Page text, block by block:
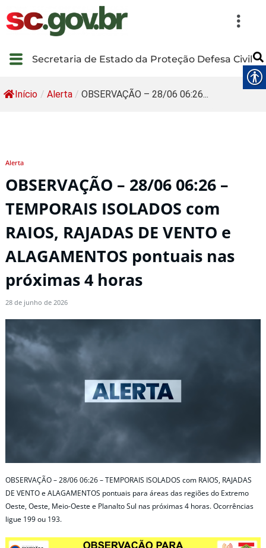
Secretaria de Estado da Proteção Defesa Civil
Início / Alerta / OBSERVAÇÃO – 28/06 06:26...
Alerta
OBSERVAÇÃO – 28/06 06:26 –
TEMPORAIS ISOLADOS com
RAIOS, RAJADAS DE VENTO e
ALAGAMENTOS pontuais nas
próximas 4 horas
28 de junho de 2026
OBSERVAÇÃO – 28/06 06:26 – TEMPORAIS ISOLADOS com RAIOS, RAJADAS
DE VENTO e ALAGAMENTOS pontuais para áreas das regiões do Extremo
Oeste, Oeste, Meio-Oeste e Planalto Sul nas próximas 4 horas. Ocorrências
ligue 199 ou 193.